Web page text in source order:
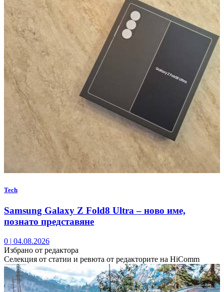
Tech
Samsung Galaxy Z Fold8 Ultra – ново име,
познато представяне
0 | 04.08.2026
Избрано от редактора
Селекция от статии и ревюта от редакторите на HiComm